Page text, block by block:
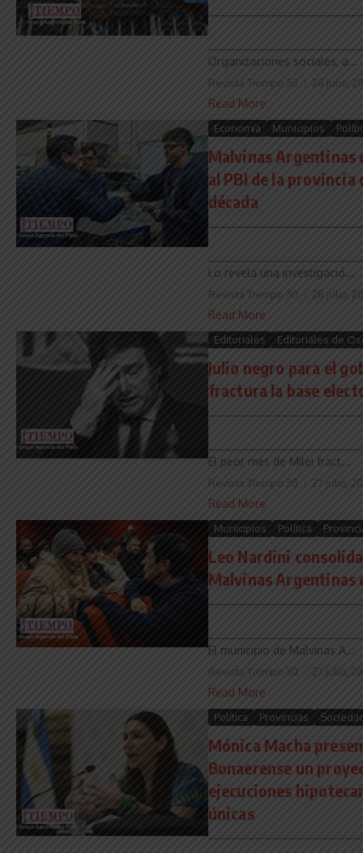
Organizaciones sociales, a...
Revista Tiempo 30 28 julio,
Read More
Economía Municipios
Malvinas Argentinas
al PBI de la provincia
década
Lo revela una investigació...
Revista Tiempo 30 28 julio,
Read More
Editoriales Editoriales de
Julio negro para el
fractura la base
El peor mes de Milei fract...
Revista Tiempo 30 27 julio,
Read More
Municipios Política
Leo Nardini
Malvinas Argentinas
El municipio de Malvinas A...
Revista Tiempo 30 27 julio,
Read More
Política Provincias
Mónica Macha
Bonaerense un
ejecuciones
únicas